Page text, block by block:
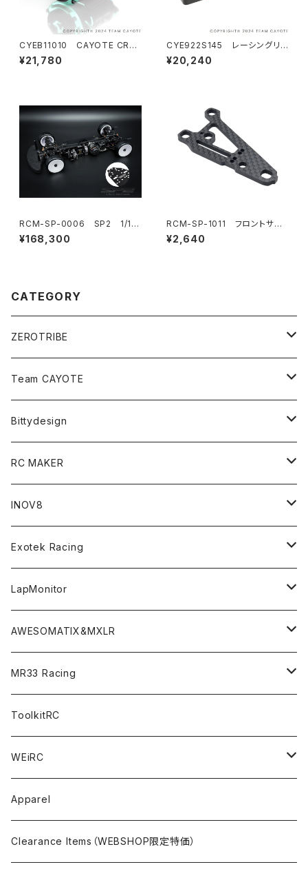
CYEB11010 CAYOTE CRES
T Stocki 10.5T センサードブ
ラシレス ストックモーター
¥21,780
CYE922S145 レーシングリ
ポバッテリー 9200mAh ,145C
,2S1P ,7.6V ,69.92Wh
¥20,240
RCM-SP-0006 SP2 1/10
電動オンロードツーリングカ
ー 1.5mmアルミシャーシ仕様
¥168,300
RCM-SP-1011 フロントサス
ペンションアーム
¥2,640
CATEGORY
ZEROTRIBE
Zetricks（Spare & Optional）
T4 MID Conversion Kit
T4 FWD Conversion Kit
BD9 MID Conversion Kit
Option Parts For TRF420,420X
Option Parts For TA08/TA08R
TA08
TA08R
Option Parts For XRAY T4
Option Parts For YOKOMO BD9
Option Parts For YOKOMO BD8
Accessories
Discontinued Products
Option Parts For A800R
Team CAYOTE
Batteries
Merchandise
Accessories
CREST ESC
CREST X EVO
CRESR RS120
CREST Stocki Motor
CREST Modi Motor
Special Set（ZEROTRIBEオリジナル）
Bittydesign
On-Road Clear Body＜オンロード用ボディ＞
GT8 （1/8 W/B325mm,W/B360mm）
LMH （1/10 190mm）
M-Chassis（1/10 W/B210-225mm）
F1（1/10）
Liquid Mask＜リキッドマスク＞
Accessories＜バッグ/その他製品＞
Stencils＜エアブラシ用ステンシル＞
RC MAKER
SP2＜組立キット／スペアー＆オプションパーツ＞
SP1＜組立キット／スペアー＆オプションパーツ＞
SP1-F＜組立キット／スペアー＆オプションパーツ＞
Awesomatix
A800MMX
A800R
XRAY
X4
X4F
Accessories
YOKOMO
BD12
BD11
MUGEN
MTC2
SANWA
INOV8
Bodyshell Accessories
Setup Tools
Pit Accessories
Radio Accessories
Option Parts
Electronics
Tire Cleaner/Additive
Exotek Racing
Bodies
F1ULTRA
RUBBER TIRES＆WHEEL
LapMonitor
Decoder
Transponder
Accessories
AWESOMATIX&MXLR
A800R（KIT＆Spare & Optional）
A12（KIT＆Spare & Optional）
MR33 Racing
Chemicals＜ケミカル＞
Shock Oil＜ショックオイル＞
Diff Oil＜デフオイル＞
Tires＜タイヤ関連＞
Additive＜グリップ剤＞
Glue＜瞬間接着剤＞
OptionParts＜オプションパーツ＞
AWESOMATIX A800R＜A800R用オプション＞
Accessories＜アクセサリー＞
ToolkitRC
WEiRC
Spring Steel Chassis
DLC Black Spring Steel Chassis
Apparel
Clearance Items（WEBSHOP限定特価）